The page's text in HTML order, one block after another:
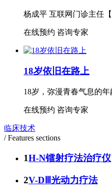
杨成平 互联网门诊主任
在线预约 咨询专家
18岁依旧在路上
18岁，弥漫青春气息的
在线预约 咨询专家
临床技术
/ Features sections
1H-N镭射疗法治疗仪
2V-DⅢ光动力疗法